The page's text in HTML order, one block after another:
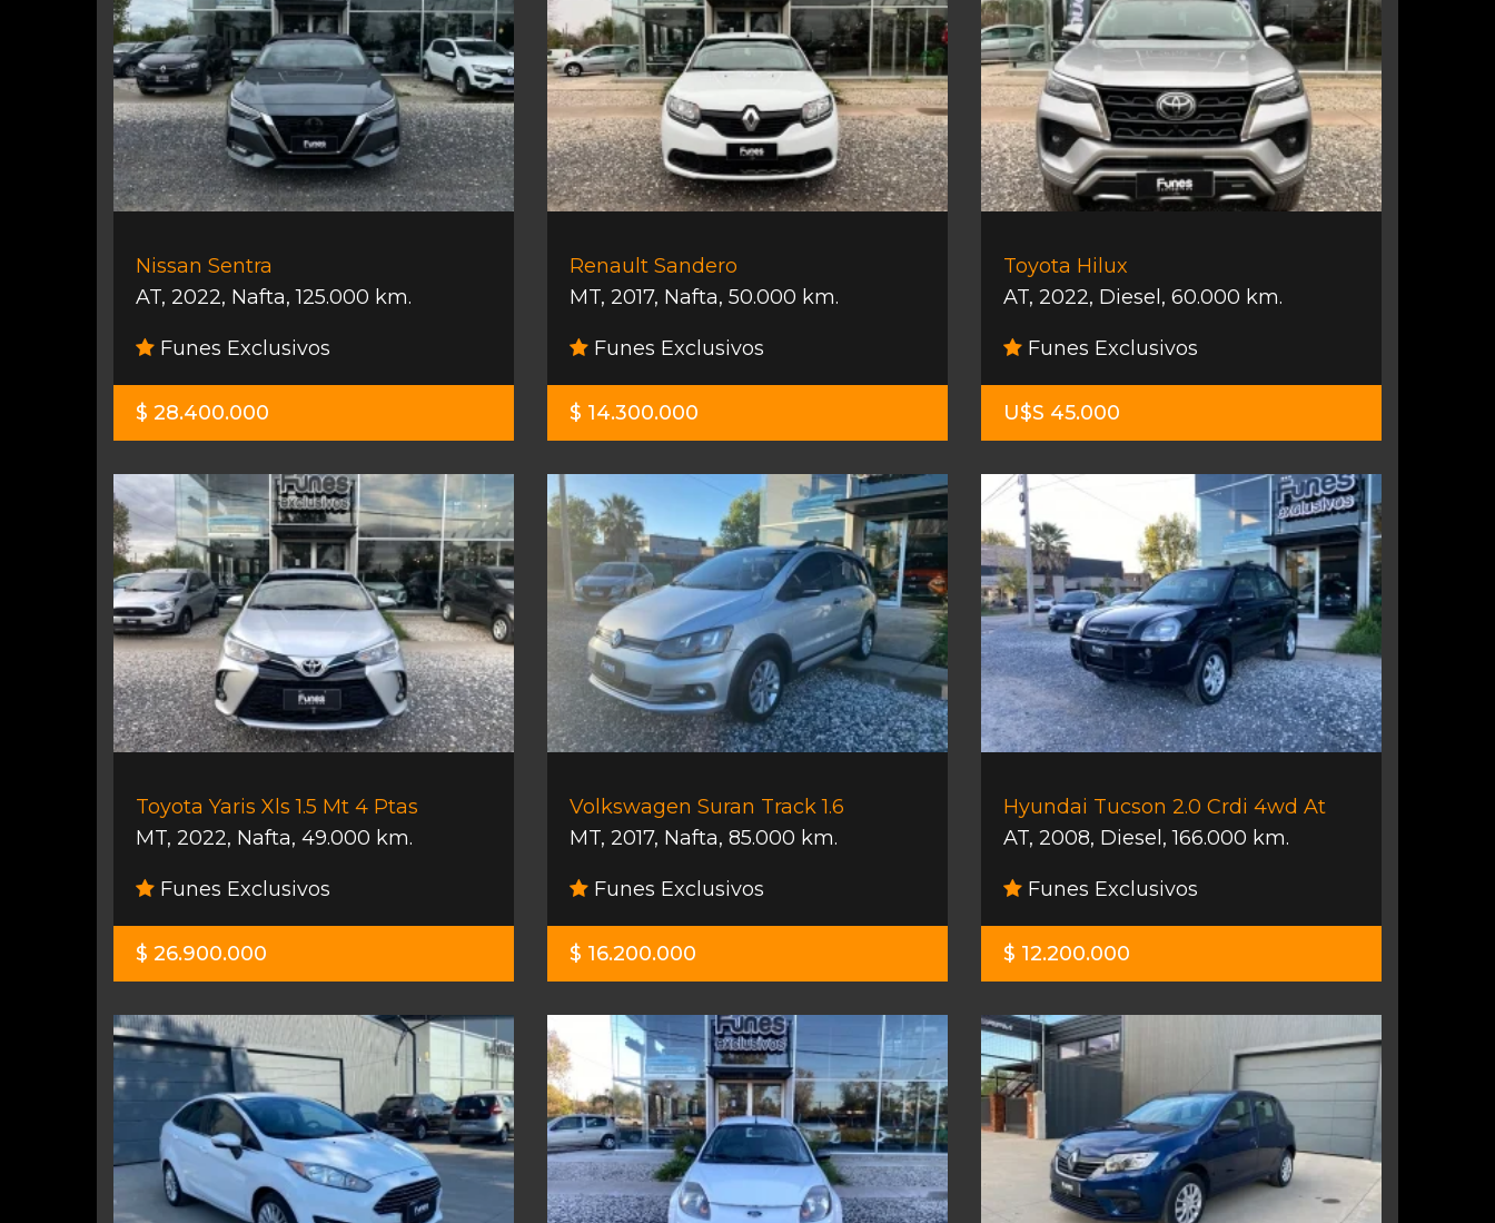
Nissan Sentra
AT, 2022, Nafta,125.000 km.
Funes Exclusivos
$ 28.400.000
Renault Sandero
MT, 2017, Nafta, 50.000 km.
Funes Exclusivos
$ 14.300.000
Toyota Hilux
AT, 2022, Diesel, 60.000 km.
Funes Exclusivos
U$S 45.000
Toyota Yaris Xls 1.5 Mt 4 Ptas
MT, 2022, Nafta, 49.000 km.
Funes Exclusivos
$ 26.900.000
Volkswagen Suran Track 1.6
MT, 2017, Nafta, 85.000 km.
Funes Exclusivos
$ 16.200.000
Hyundai Tucson 2.0 Crdi 4wd At
AT, 2008, Diesel,166.000 km.
Funes Exclusivos
$ 12.200.000